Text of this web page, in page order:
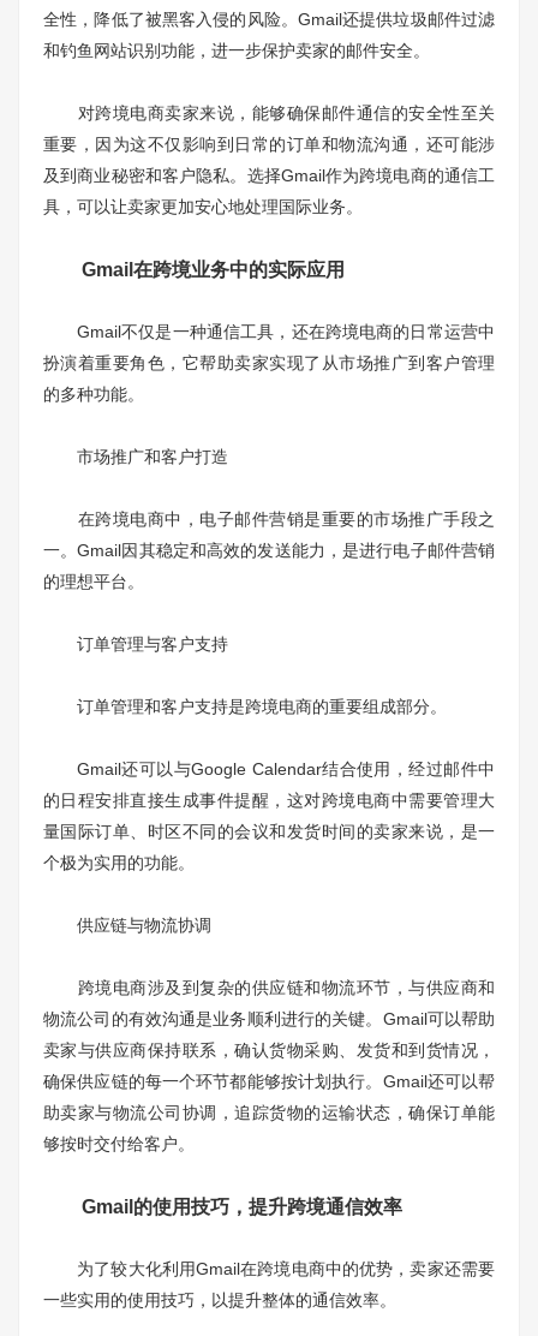
全性，降低了被黑客入侵的风险。Gmail还提供垃圾邮件过滤
和钓鱼网站识别功能，进一步保护卖家的邮件安全。
对跨境电商卖家来说，能够确保邮件通信的安全性至关
重要，因为这不仅影响到日常的订单和物流沟通，还可能涉
及到商业秘密和客户隐私。选择Gmail作为跨境电商的通信工
具，可以让卖家更加安心地处理国际业务。
Gmail在跨境业务中的实际应用
Gmail不仅是一种通信工具，还在跨境电商的日常运营中
扮演着重要角色，它帮助卖家实现了从市场推广到客户管理
的多种功能。
市场推广和客户打造
在跨境电商中，电子邮件营销是重要的市场推广手段之
一。Gmail因其稳定和高效的发送能力，是进行电子邮件营销
的理想平台。
订单管理与客户支持
订单管理和客户支持是跨境电商的重要组成部分。
Gmail还可以与Google Calendar结合使用，经过邮件中
的日程安排直接生成事件提醒，这对跨境电商中需要管理大
量国际订单、时区不同的会议和发货时间的卖家来说，是一
个极为实用的功能。
供应链与物流协调
跨境电商涉及到复杂的供应链和物流环节，与供应商和
物流公司的有效沟通是业务顺利进行的关键。Gmail可以帮助
卖家与供应商保持联系，确认货物采购、发货和到货情况，
确保供应链的每一个环节都能够按计划执行。Gmail还可以帮
助卖家与物流公司协调，追踪货物的运输状态，确保订单能
够按时交付给客户。
Gmail的使用技巧，提升跨境通信效率
为了较大化利用Gmail在跨境电商中的优势，卖家还需要
一些实用的使用技巧，以提升整体的通信效率。